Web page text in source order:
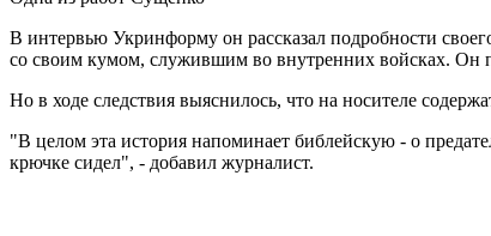
В интервью Укринформу он рассказал подробности
со своим кумом, служившим во внутренних войсках. Он
Но в ходе следствия выяснилось, что на носителе
"В целом эта история напоминает библейскую - о
крючке сидел", - добавил журналист.